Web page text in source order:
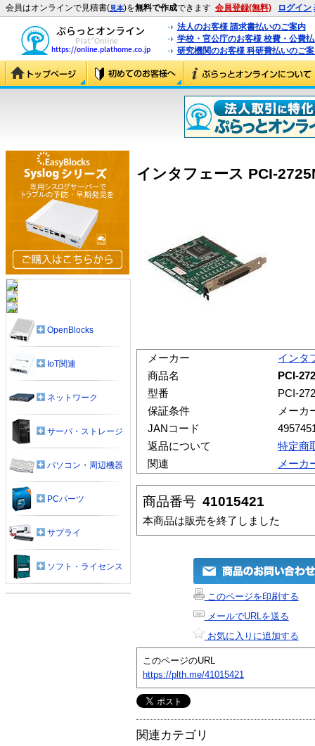
会員はオンラインで見積書(見本)を無料で作成できます 会員登録(無料) ログイン
法人のお客様 請求書払いのご案内
学校・官公庁のお客様 校費・公費
研究機関のお客様 科研費払いのご
インタフェース PCI-
メーカー
インタ
商品名
PCI-
型番
PCI-
保証条件
メーカ
JANコード
返品について
特定商
関連
メーカ
商品番号 41015421
本商品は販売を終了しました
このページを印刷する
メールでURLを送る
お気に入りに追加する
このページのURL
https://plth.me/41015421
関連カテゴリ
OpenBlocks
IoT関連
ネットワーク
サーバ・ストレージ
パソコン・周辺機器
PCパーツ
サプライ
ソフト・ライセンス